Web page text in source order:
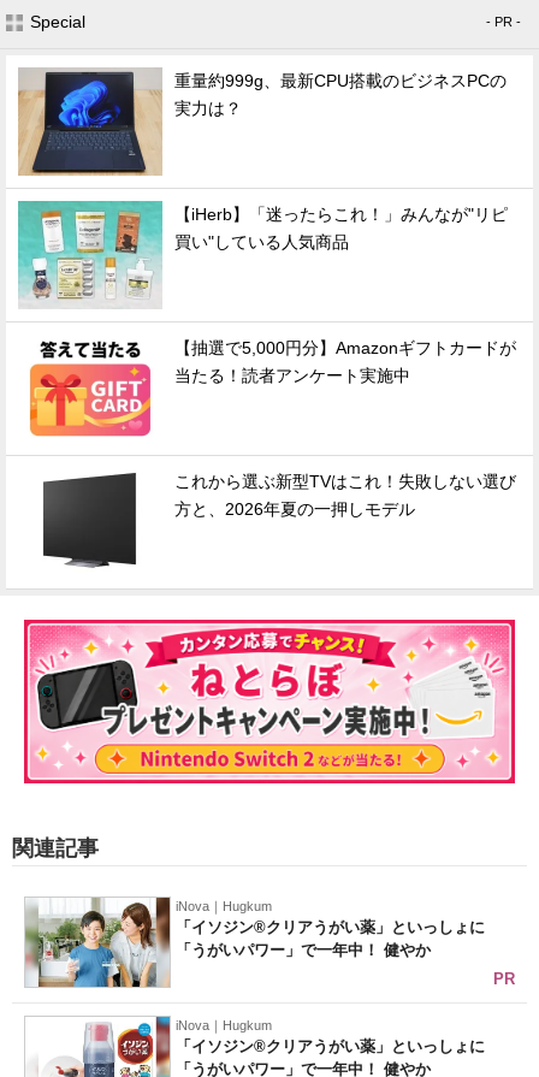
Special - PR -
重量約999g、最新CPU搭載のビジネスPCの
実力は？
【iHerb】「迷ったらこれ！」みんなが"リピ
買い"している人気商品
【抽選で5,000円分】Amazonギフトカードが
当たる！読者アンケート実施中
これから選ぶ新型TVはこれ！失敗しない選び
方と、2026年夏の一押しモデル
関連記事
iNova｜Hugkum
「イソジン®クリアうがい薬」といっしょに
「うがいパワー」で一年中！ 健やか
PR
iNova｜Hugkum
「イソジン®クリアうがい薬」といっしょに
「うがいパワー」で一年中！ 健やか